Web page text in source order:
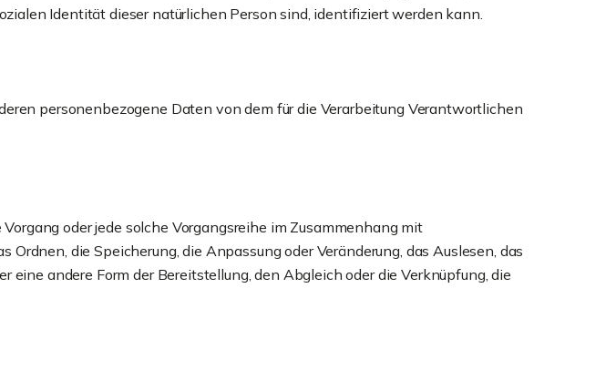
Identität dieser natürlichen Person sind, identifiziert werden kann.
personenbezogene Daten von dem für die Verarbeitung Verantwortlichen
oder jede solche Vorgangsreihe im Zusammenhang mit
die Speicherung, die Anpassung oder Veränderung, das Auslesen, das
andere Form der Bereitstellung, den Abgleich oder die Verknüpfung, die